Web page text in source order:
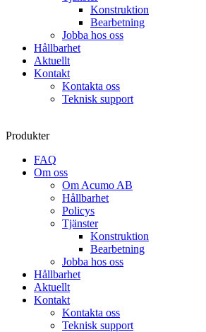
Konstruktion
Bearbetning
Jobba hos oss
Hållbarhet
Aktuellt
Kontakt
Kontakta oss
Teknisk support
Produkter
FAQ
Om oss
Om Acumo AB
Hållbarhet
Policys
Tjänster
Konstruktion
Bearbetning
Jobba hos oss
Hållbarhet
Aktuellt
Kontakt
Kontakta oss
Teknisk support